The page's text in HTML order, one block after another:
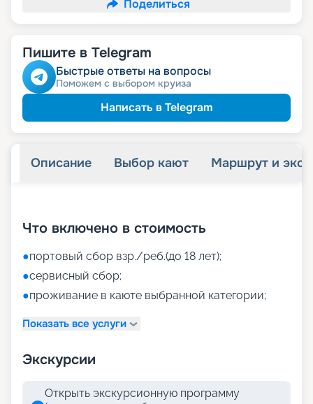
Поделиться
Пишите в Telegram
Быстрые ответы на вопросы
Поможем с выбором круиза
Написать в Telegram
Описание Выбор кают Маршрут и
Что включено в стоимость
●портовый сбор взр./реб.(до 18 лет);
●сервисный сбор;
●проживание в каюте выбранной категории;
Показать все услуги
Экскурсии
Открыть экскурсионную программу